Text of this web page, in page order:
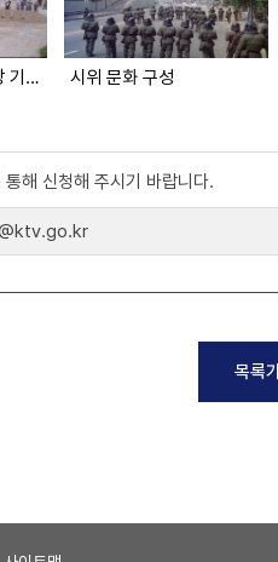
㈜ 이농식품 영농공장 기공식 시위 문화 구성
해 신청해 주시기 바랍니다.
목록